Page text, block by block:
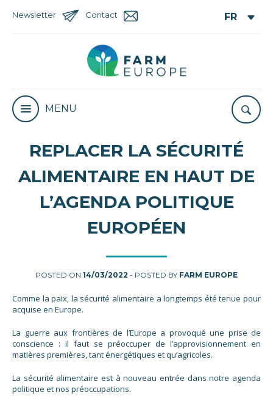
Newsletter Contact
MENU
REPLACER LA SÉCURITÉ
ALIMENTAIRE EN HAUT DE
L’AGENDA POLITIQUE
EUROPÉEN
POSTED ON 14/03/2022 - POSTED BY FARM EUROPE
Comme la paix, la sécurité alimentaire a longtemps été tenue pour
acquise en Europe.
La guerre aux frontières de l’Europe a provoqué une prise de
conscience : il faut se préoccuper de l’approvisionnement en
matières premières, tant énergétiques et qu’agricoles.
La sécurité alimentaire est à nouveau entrée dans notre agenda
politique et nos préoccupations.